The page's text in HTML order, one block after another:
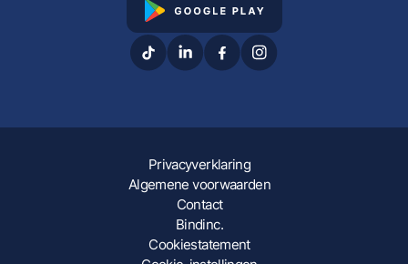
Privacyverklaring
Algemene voorwaarden
Contact
Bindinc.
Cookiestatement